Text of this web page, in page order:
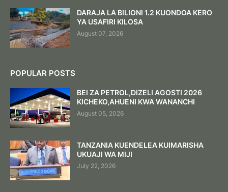
DARAJA LA BILIONI 1.2 KUONDOA KERO
YA USAFIRI KILOSA
August 07, 2026
POPULAR POSTS
BEI ZA PETROL,DIZELI AGOSTI 2026
KICHEKO,AHUENI KWA WANANCHI
August 05, 2026
TANZANIA KUENDELEA KUIMARISHA
UKUAJI WA MIJI
July 22, 2026